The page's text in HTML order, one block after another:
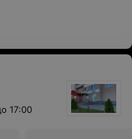
о
отслеживать
врачей
счастлива,что
Вас от
за бесценный
17:00